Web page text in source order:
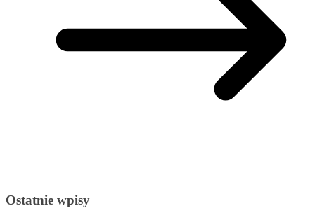
Ostatnie wpisy